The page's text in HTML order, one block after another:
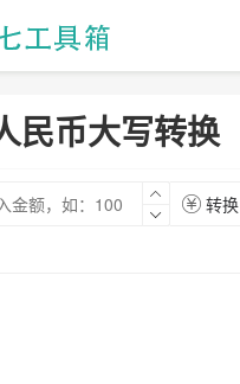
民币大写转换
转换